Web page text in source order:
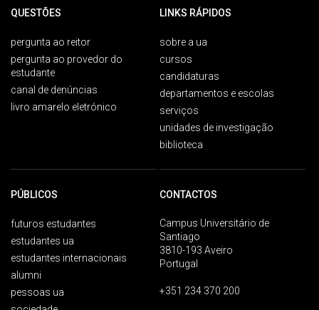
QUESTÕES
pergunta ao reitor
pergunta ao provedor do
estudante
canal de denúncias
livro amarelo eletrónico
LINKS RÁPIDOS
sobre a ua
cursos
candidaturas
departamentos e escolas
serviços
unidades de investigação
biblioteca
PÚBLICOS
futuros estudantes
estudantes ua
estudantes internacionais
alumni
pessoas ua
CONTACTOS
Campus Universitário de
Santiago
3810-193 Aveiro
Portugal
+351 234 370 200